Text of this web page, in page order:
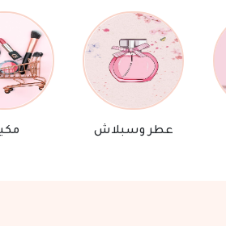
عطر وسبلاش